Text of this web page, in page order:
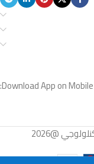
Download App on Mobile:
@2026